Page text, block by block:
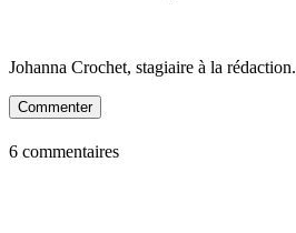
Johanna Crochet, stagiaire à la rédaction.
Commenter
6 commentaires